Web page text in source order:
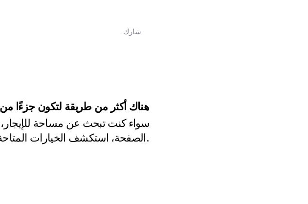
شارك
هناك أكثر من طريقة لتكون جزءًا من
سواء كنت تبحث عن مساحة
الصفحة، استكشف الخيارات المتاحة أدناه.